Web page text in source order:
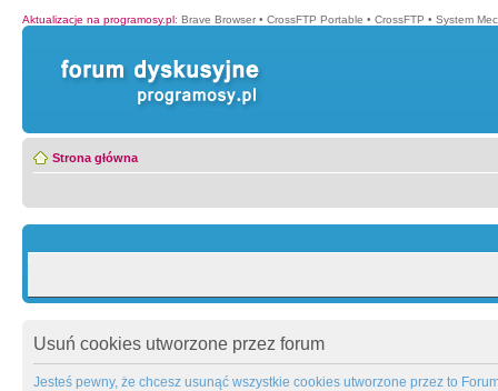
Aktualizacje na programosy.pl: Brave Browser • CrossFTP Portable • CrossFTP • System
Strona główna
Usuń cookies utworzone przez forum
Jesteś pewny, że chcesz usunąć wszystkie cookies utworzone przez to